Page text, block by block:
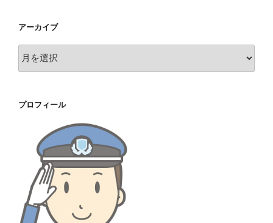
アーカイブ
ー
ブ
プロフィール